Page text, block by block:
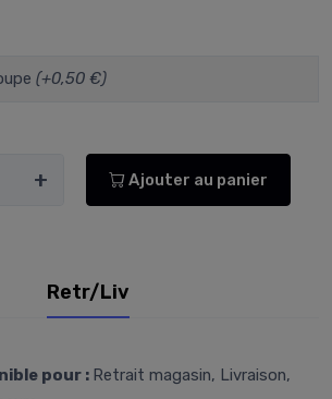
(+0,50 €)
+ Ajouter au panier
Retr/Liv
pour : Retrait magasin, Livraison,